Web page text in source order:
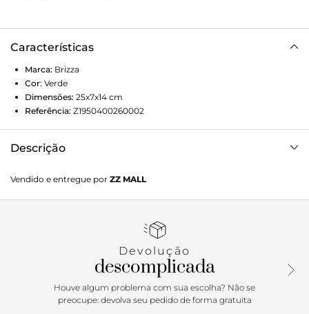
Características
Marca: Brizza
Cor: Verde
Dimensões: 25x7x14 cm
Referência: Z1950400260002
Descrição
formato estruturado e retangular. Traz alça de ombro
regulável, com ilhós em uma das laterais, e fecho em zíper
emborrachado preto do nome da marca.
Vendido e entregue por ZZ MALL
Devolução
descomplicada
Houve algum problema com sua escolha? Não se
preocupe: devolva seu pedido de forma gratuita